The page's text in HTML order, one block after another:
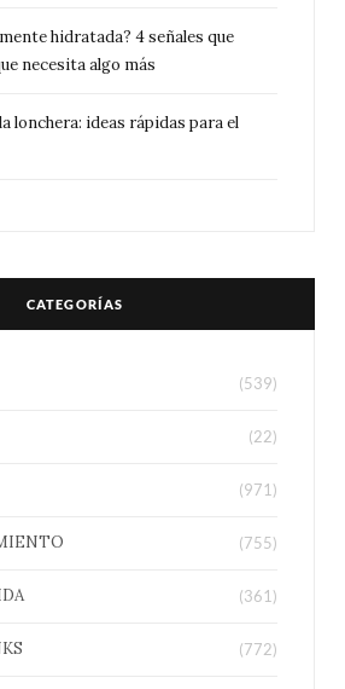
hidratada? 4 señales que
necesita algo más
lonchera: ideas rápidas para el
CATEGORÍAS
(539)
(22)
(971)
(755)
(361)
(772)